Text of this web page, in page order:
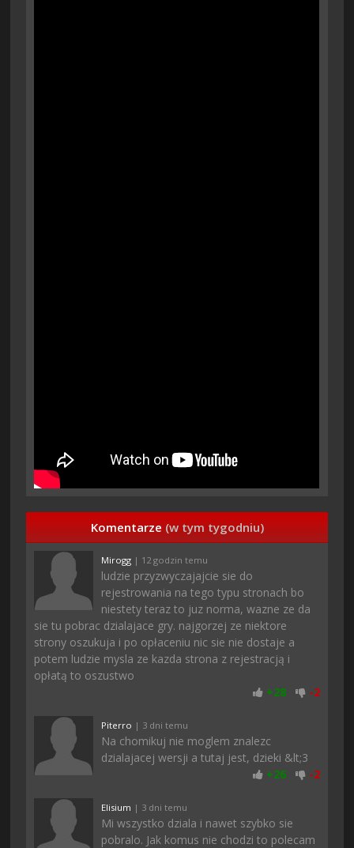
Komentarze (w tym tygodniu)
Mirogg | 12 godzin temu
ludzie przyzwyczajajcie sie do
rejestrowania na tego typu stronach bo
niestety teraz to juz norma, wazne ze da
sie tu pobrac dzialajace gry. najgorzej ze niektore
strony oszukuja i po opłaceniu nic sie nie dostaje a
potem ludzie mysla ze kazda strona z rejestracją i
opłatą to oszustwo
+28 -2
Piterro | 3 dni temu
Na chomikuj nie moglem znalezc
dzialajacej wersji a tutaj jest, dzieki &lt;3
+26 -2
Elisium | 3 dni temu
Mi wszystko dziala i nawet szybko sie
pobralo. Jak komus nie chodzi to polecam